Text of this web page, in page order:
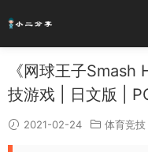
《网球王子
技游戏 | 日文版 |
2021-02-24 体育竞技